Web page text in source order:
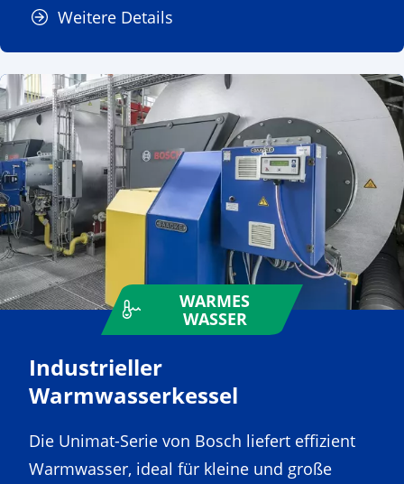
Weitere Details
WARMES
WASSER
Industrieller
Warmwasserkessel
Die Unimat-Serie von Bosch liefert effizient
Warmwasser, ideal für kleine und große